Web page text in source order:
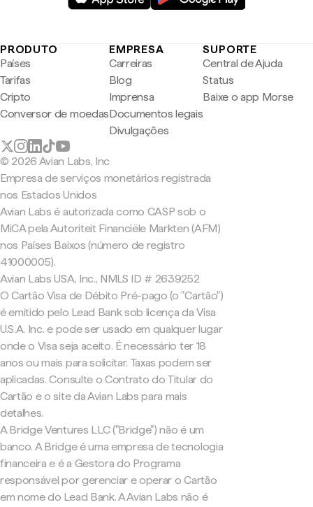
PRODUTO
Países
Tarifas
Cripto
Conversor de moedas
EMPRESA
Carreiras
Blog
Imprensa
Documentos legais
Divulgações
SUPORTE
Central de Ajuda
Status
Baixe o app Morse
© 2026 Avian Labs, Inc
Empresa de serviços monetários registrada
nos Estados Unidos
Avian Labs é autorizada como CASP sob o
MiCA pela Autoriteit Financiële Markten (AFM)
nos Países Baixos (número de registro
41000005).
Avian Labs USA, Inc., NMLS ID # 2639252
O Cartão Visa de Débito Pré-pago (o "Cartão")
é emitido pelo Lead Bank sob licença da Visa
U.S.A. Inc. e pode ser usado em qualquer lugar
onde o Visa seja aceito. É necessário ter 18
anos ou mais para solicitar. Taxas podem ser
aplicadas. Consulte o Contrato do Titular do
Cartão e o site da Avian Labs para mais
detalhes.
A Bridge Ventures LLC ("Bridge") não é um
banco. A Bridge é uma empresa de tecnologia
financeira e é a Gestora do Programa
responsável por gerenciar e operar o Cartão
em nome do Lead Bank. A Avian Labs não é